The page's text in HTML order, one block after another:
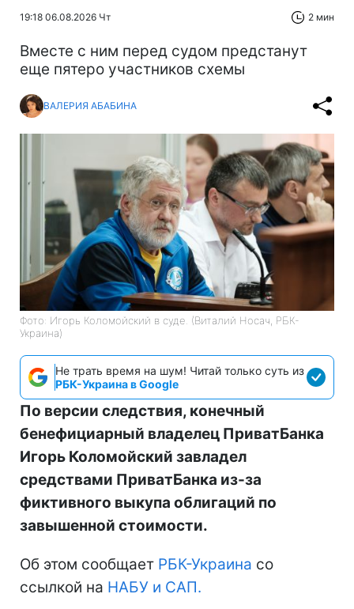
19:18 06.08.2026 Чт 2 мин
Вместе с ним перед судом предстанут
еще пятеро участников схемы
ВАЛЕРИЯ АБАБИНА
Фото: Игорь Коломойский в суде. (Виталий Носач, РБК-
Украина)
Не трать время на шум! Читай только суть из
РБК-Украина в Google
По версии следствия, конечный
бенефициарный владелец ПриватБанка
Игорь Коломойский завладел
средствами ПриватБанка из-за
фиктивного выкупа облигаций по
завышенной стоимости.
Об этом сообщает РБК-Украина со
ссылкой на НАБУ и САП.